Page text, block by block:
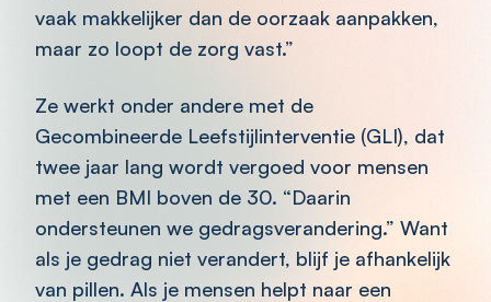
vaak makkelijker dan de oorzaak aanpakken,
maar zo loopt de zorg vast.”
Ze werkt onder andere met de
Gecombineerde Leefstijlinterventie (GLI), dat
twee jaar lang wordt vergoed voor mensen
met een BMI boven de 30. “Daarin
ondersteunen we gedragsverandering.” Want
als je gedrag niet verandert, blijf je afhankelijk
van pillen. Als je mensen helpt naar een